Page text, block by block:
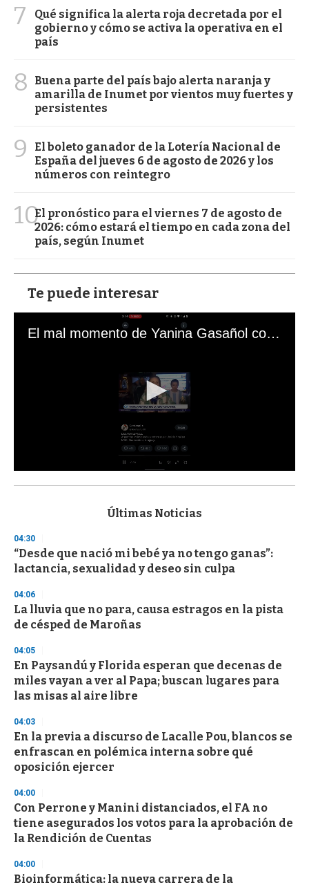
7
Qué significa la alerta roja decretada por el
gobierno y cómo se activa la operativa en el
país
8
Buena parte del país bajo alerta naranja y
amarilla de Inumet por vientos muy fuertes y
persistentes
9
El boleto ganador de la Lotería Nacional de
España del jueves 6 de agosto de 2026 y los
números con reintegro
10El pronóstico para el viernes 7 de agosto de
2026: cómo estará el tiempo en cada zona del
país, según Inumet
Te puede interesar
El mal momento de Yanina Gasañol con un hincha argentino en "Subrayado"
s
d
s
o
f
3
s
e
c
n
d
Últimas Noticias
04:30
“Desde que nació mi bebé ya no tengo ganas”:
lactancia, sexualidad y deseo sin culpa
04:06
La lluvia que no para, causa estragos en la pista
de césped de Maroñas
04:05
En Paysandú y Florida esperan que decenas de
miles vayan a ver al Papa; buscan lugares para
las misas al aire libre
04:03
En la previa a discurso de Lacalle Pou, blancos se
enfrascan en polémica interna sobre qué
oposición ejercer
04:00
Con Perrone y Manini distanciados, el FA no
tiene asegurados los votos para la aprobación de
la Rendición de Cuentas
04:00
Bioinformática: la nueva carrera de la